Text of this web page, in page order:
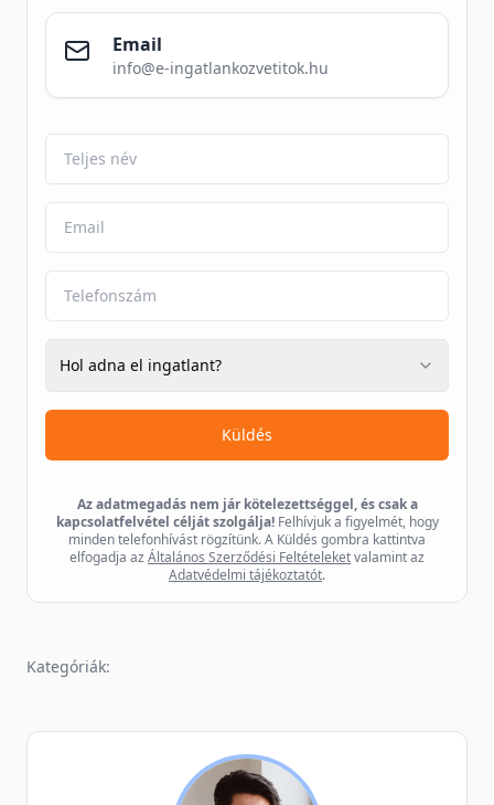
Email
info@e-ingatlankozvetitok.hu
Hol adna el ingatlant?
Küldés
Az adatmegadás nem jár kötelezettséggel, és csak a
kapcsolatfelvétel célját szolgálja! Felhívjuk a figyelmét, hogy
minden telefonhívást rögzítünk. A Küldés gombra kattintva
elfogadja az Általános Szerződési Feltételeketvalamint az
Adatvédelmi tájékoztatót.
Kategóriák: